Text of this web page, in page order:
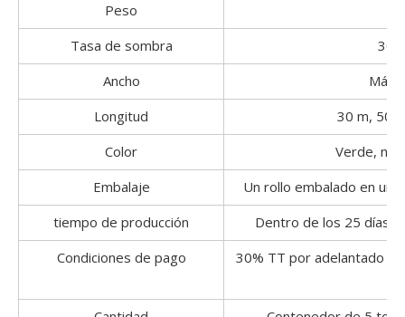
Peso
Tasa de sombra
Ancho
Longitud
30 m, 50
Color
Verde,
Embalaje
Un rollo embalado en
tiempo de producción
Dentro de los 25 días
Condiciones de pago
30% TT por adelantado y